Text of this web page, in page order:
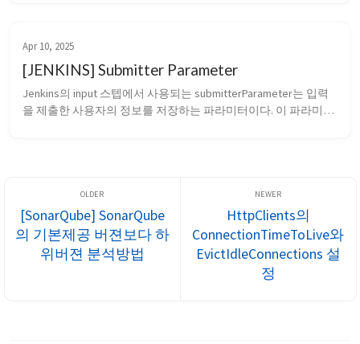
Apr 10, 2025
[JENKINS] Submitter Parameter
Jenkins의 ⁠input⁠ 스텝에서 사용되는 ⁠submitterParameter⁠는 입력
을 제출한 사용자의 정보를 저장하는 파라미터이다. 이 파라미터
[SonarQube] SonarQube
의 기본제공 버젼보다 하
위버젼 분석방법
HttpClients의
ConnectionTimeToLive와
EvictIdleConnections 설
정